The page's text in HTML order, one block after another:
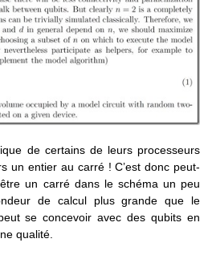
de certains de leurs processeurs
un entier au carré ! C’est donc peut-
un carré dans le schéma un peu
de calcul plus grande que le
se concevoir avec des qubits en
qualité.